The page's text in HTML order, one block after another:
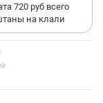
720 руб всего
на клали